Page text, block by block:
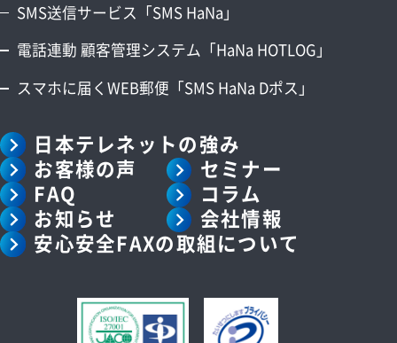
SMS送信サービス「SMS HaNa」
電話連動 顧客管理システム「HaNa HOTLOG」
スマホに届くWEB郵便「SMS HaNa Dポス」
日本テレネットの強み
お客様の声
セミナー
FAQ
コラム
お知らせ
会社情報
安心安全FAXの取組について